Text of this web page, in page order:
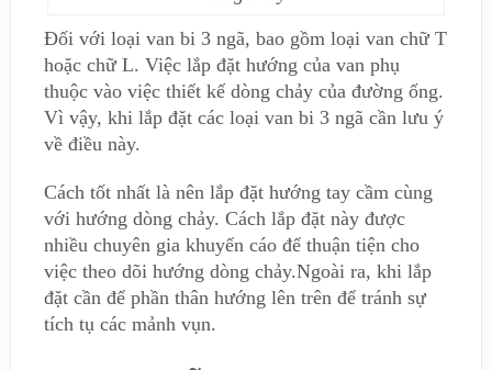
Đối với loại van bi 3 ngã, bao gồm loại van chữ T
hoặc chữ L. Việc lắp đặt hướng của van phụ
thuộc vào việc thiết kế dòng chảy của đường ống.
Vì vậy, khi lắp đặt các loại van bi 3 ngã cần lưu ý
về điều này.
Cách tốt nhất là nên lắp đặt hướng tay cầm cùng
với hướng dòng chảy. Cách lắp đặt này được
nhiều chuyên gia khuyến cáo để thuận tiện cho
việc theo dõi hướng dòng chảy.Ngoài ra, khi lắp
đặt cần để phần thân hướng lên trên để tránh sự
tích tụ các mảnh vụn.